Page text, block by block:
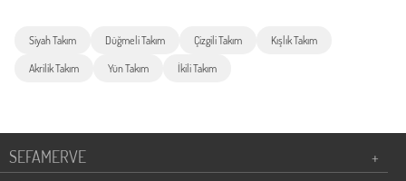
Siyah Takım Düğmeli Takım Çizgili Takım Kışlık Takım
Akrilik Takım Yün Takım İkili Takım
SEFAMERVE
+